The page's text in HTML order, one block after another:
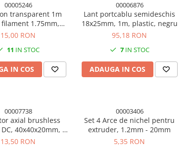
00005246
transparent 1m
1.75mm,
imprimanta 3D
15,00 RON
11 IN STOC
IN COS
00006876
Lant portcablu semideschis
18x25mm, 1m, plastic, negru
95,18 RON
7IN STOC
ADAUGA IN COS
00007738
axial brushless
40x40x20mm, 2
pini
13,50 RON
00003406
Set 4 Arce de nichel pentru
extruder, 1.2mm - 20mm
5,35 RON